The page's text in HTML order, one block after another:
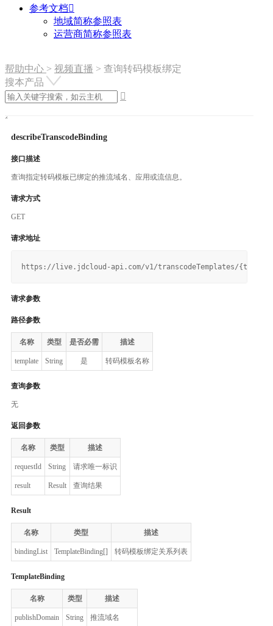
参考文档
地域简称参照表
运营商简称参照表
帮助中心 > 视频直播 > 查询转码模板绑定
搜本产品

describeTranscodeBinding
接口描述
查询指定转码模板已绑定的推流域名、应用或流信息。
请求方式
GET
请求地址
请求参数
路径参数
名称 类型 是否必需 描述
template String 是 转码模板名称
查询参数
无
返回参数
名称 类型 描述
requestId String 请求唯一标识
result Result 查询结果
Result
名称 类型 描述
bindingList TemplateBinding[] 转码模板绑定关系列表
TemplateBinding
名称 类型 描述
publishDomain String 推流域名